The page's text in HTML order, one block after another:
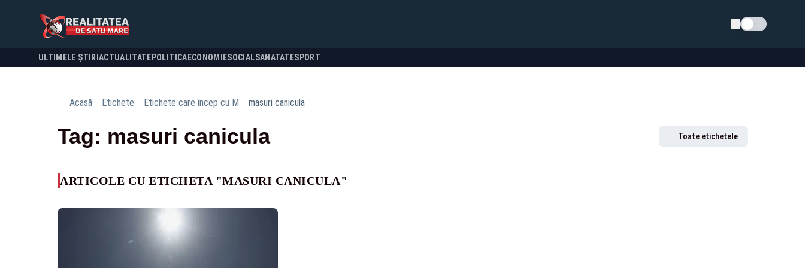
Schimba tema
ULTIMELE ȘTIRI ACTUALITATE POLITICA ECONOMIESOCIALSANATATESPORT
Acasă Etichete Etichete care încep cu M masuri canicula
Tag: masuri canicula Toate etichetele
ARTICOLE CU ETICHETA "MASURI CANICULA"